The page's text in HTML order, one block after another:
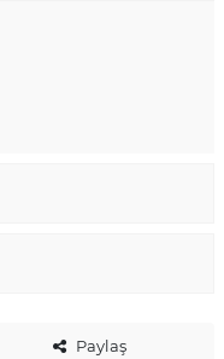
Paylaş